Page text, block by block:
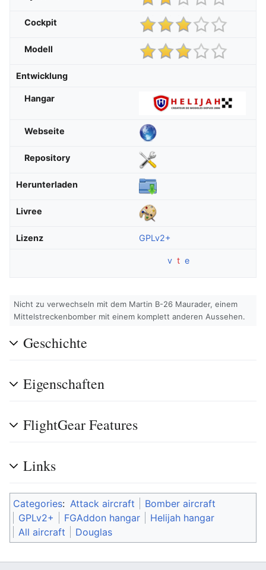
Cockpit
Modell
Entwicklung
Hangar
Webseite
Repository
Herunterladen
Livree
Lizenz GPLv2+
v t e
Nicht zu verwechseln mit dem Martin B-26 Maurader, einem
Mittelstreckenbomber mit einem komplett anderen Aussehen.
Geschichte
Eigenschaften
FlightGear Features
Links
Categories: Attack aircraft
Bomber aircraft
GPLv2+
FGAddon hangar
Helijah hangar
All aircraft
Douglas